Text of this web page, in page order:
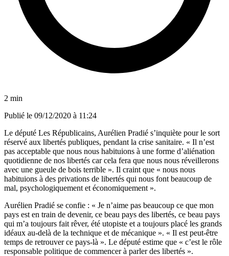
2 min
Publié le 09/12/2020 à 11:24
Le député Les Républicains, Aurélien Pradié s’inquiète pour le sort
réservé aux libertés publiques, pendant la crise sanitaire. « Il n’est
pas acceptable que nous nous habituions à une forme d’aliénation
quotidienne de nos libertés car cela fera que nous nous réveillerons
avec une gueule de bois terrible ». Il craint que « nous nous
habituions à des privations de libertés qui nous font beaucoup de
mal, psychologiquement et économiquement ».
Aurélien Pradié se confie : « Je n’aime pas beaucoup ce que mon
pays est en train de devenir, ce beau pays des libertés, ce beau pays
qui m’a toujours fait rêver, été utopiste et a toujours placé les grands
idéaux au-delà de la technique et de mécanique ». « Il est peut-être
temps de retrouver ce pays-là ». Le député estime que « c’est le rôle
responsable politique de commencer à parler des libertés ».